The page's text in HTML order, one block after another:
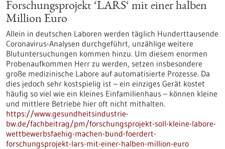
Forschungsprojekt ‘LARS‘ mit einer halben
Million Euro
Allein in deutschen Laboren werden täglich Hunderttausende
Coronavirus-Analysen durchgeführt, unzählige weitere
Blutuntersuchungen kommen hinzu. Um diesem enormen
Probenaufkommen Herr zu werden, setzen insbesondere
große medizinische Labore auf automatisierte Prozesse. Da
dies jedoch sehr kostspielig ist – ein einziges Gerät kostet
häufig so viel wie ein kleines Einfamilienhaus – können kleine
und mittlere Betriebe hier oft nicht mithalten.
https://www.gesundheitsindustrie-
bw.de/fachbeitrag/pm/forschungsprojekt-soll-kleine-labore-
wettbewerbsfaehig-machen-bund-foerdert-
forschungsprojekt-lars-mit-einer-halben-million-euro